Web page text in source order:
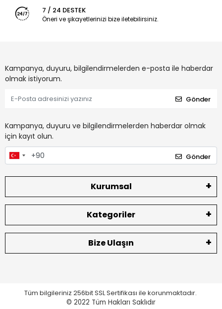
7 / 24 DESTEK
Öneri ve şikayetlerinizi bize iletebilirsiniz.
Kampanya, duyuru, bilgilendirmelerden e-posta ile haberdar
olmak istiyorum.
Gönder
Kampanya, duyuru ve bilgilendirmelerden haberdar olmak
için kayıt olun.
Gönder
Kurumsal
Kategoriler
Bize Ulaşın
Tüm bilgileriniz 256bit SSL Sertifikası ile korunmaktadır.
© 2022 Tüm Hakları Saklıdır